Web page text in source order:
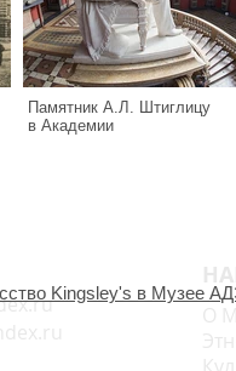
Памятник А.Л. Штиглицу
в Академии
Kingsley's в Музее